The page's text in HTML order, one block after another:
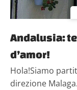
Andalusia:
d’amor!
Hola!Siamo
direzione